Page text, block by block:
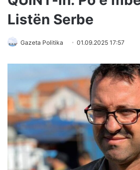
Listën Serbe
Gazeta Politika 01.09.2025 17:57